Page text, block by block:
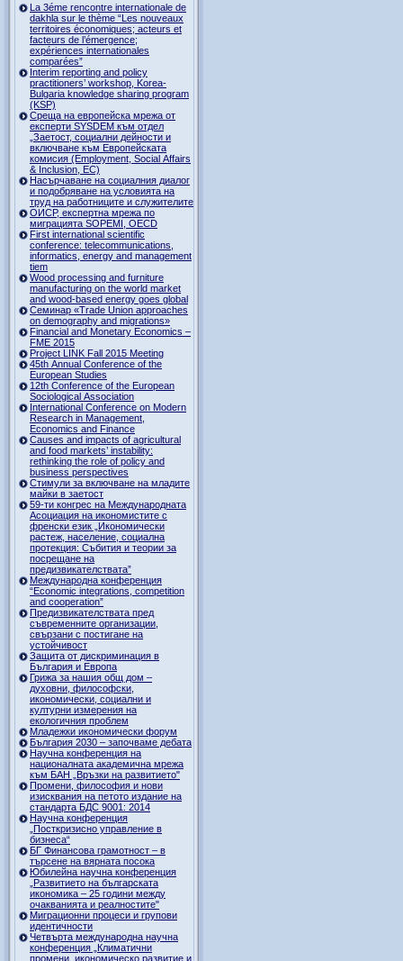
La 3éme rencontre internationale de
dakhla sur le thème “Les nouveaux
territoires économiques; acteurs et
facteurs de l’émergence;
expériences internationales
comparées”
Interim reporting and policy
practitioners’ workshop, Korea-
Bulgaria knowledge sharing program
(KSP)
Среща на европейска мрежа от
експерти SYSDEM към отдел
„Заетост, социални дейности и
включване към Европейската
комисия (Employment, Social Affairs
& Inclusion, ЕС)
Насърчаване на социалния диалог
и подобряване на условията на
труд на работниците и служителите
ОИСР, експертна мрежа по
миграцията SOPEMI, OECD
First international scientific
conference: telecommunications,
informatics, energy and management
tiem
Wood processing and furniture
manufacturing on the world market
and wood-based energy goes global
Семинар «Trade Union approaches
on demography and migrations»
Financial and Monetary Economics –
FME 2015
Project LINK Fall 2015 Meeting
45th Annual Conference of the
European Studies
12th Conference of the European
Sociological Association
International Conference on Modern
Research in Management,
Economics and Finance
Causes and impacts of agricultural
and food markets’ instability:
rethinking the role of policy and
business perspectives
Стимули за включване на младите
майки в заетост
59-ти конгрес на Международната
Асоциация на икономистите с
френски език „Икономически
растеж, население, социална
протекция: Събития и теории за
посрещане на
предизвикателствата”
Международна конференция
“Economic integrations, competition
and cooperation”
Предизвикателствата пред
съвременните организации,
свързани с постигане на
устойчивост
Защита от дискриминация в
България и Европа
Грижа за нашия общ дом –
духовни, философски,
икономически, социални и
културни измерения на
екологичния проблем
Младежки икономически форум
България 2030 – започваме дебата
Научна конференция на
националната академична мрежа
към БАН „Връзки на развитието"
Промени, философия и нови
изисквания на петото издание на
стандарта БДС 9001: 2014
Научна конференция
„Посткризисно управление в
бизнеса“
БГ Финансова грамотност – в
търсене на вярната посока
Юбилейна научна конференция
„Развитието на българската
икономика – 25 години между
очакванията и реалностите"
Миграционни процеси и групови
идентичности
Четвърта международна научна
конференция „Климатични
промени, икономическо развитие и